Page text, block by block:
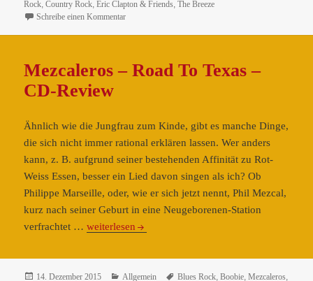
Application
Cale
–
CD-
Review
am
Rock,Country Rock,Eric Clapton & Friends,The Breeze
Schreibe einen Kommentarzu Eric Clapton & Friends – The Breeze – An
Mezcaleros – Road To Texas –
CD-Review
Ähnlich wie die Jungfrau zum Kinde, gibt es manche Dinge,
die sich nicht immer rational erklären lassen. Wer anders
kann, z. B. aufgrund seiner bestehenden Affinität zu Rot-
Weiss Essen, besser ein Lied davon singen als ich? Ob
Philippe Marseille, oder, wie er sich jetzt nennt, Phil Mezcal,
kurz nach seiner Geburt in eine Neugeborenen-Station
verfrachtet …Mezcaleros
Road
To
weiterlesen
Veröffentlicht
14. Dezember 2015 Kategorien
Allgemein Schlagwörter
Blues Rock,Boobie,Mezcaleros,